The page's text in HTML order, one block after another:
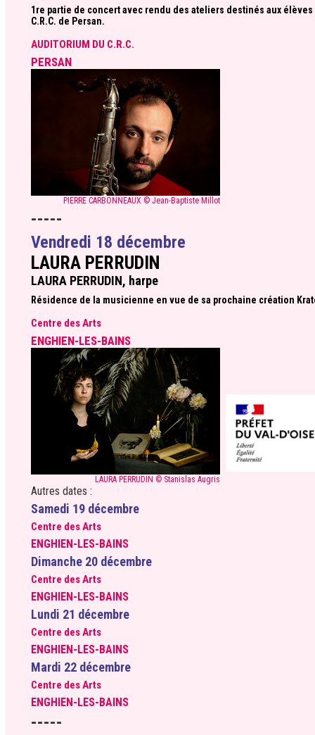
1re partie de concert avec rendu des ateliers destinés aux élèves
C.R.C. de Persan.
AUDITORIUM DU C.R.C.
PERSAN
PIERRE CARBONNEAUX © Jean-Baptiste Millot
-----
Vendredi 18 décembre
LAURA PERRUDIN
LAURA PERRUDIN, harpe
Résidence de la musicienne en vue de sa prochaine création
Centre des Arts
ENGHIEN-LES-BAINS
LAURA PERRUDIN © Stanislas Augris
Autres dates :
Samedi 19 décembre
Centre des Arts
ENGHIEN-LES-BAINS
Dimanche 20 décembre
Centre des Arts
ENGHIEN-LES-BAINS
Lundi 21 décembre
Centre des Arts
ENGHIEN-LES-BAINS
Mardi 22 décembre
Centre des Arts
ENGHIEN-LES-BAINS
-----